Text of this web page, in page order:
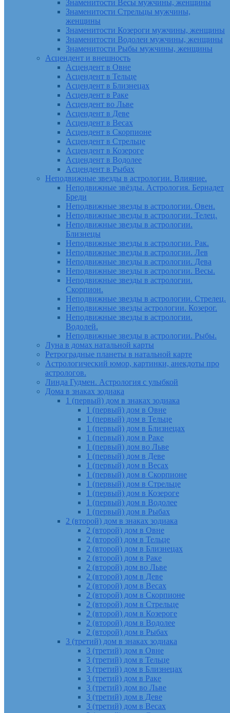
Знаменитости Весы мужчины, женщины
Знаменитости Стрельцы мужчины,
женщины
Знаменитости Козероги мужчины, женщины
Знаменитости Водолеи мужчины, женщины
Знаменитости Рыбы мужчины, женщины
Асцендент и внешность
Асцендент в Овне
Асцендент в Тельце
Асцендент в Близнецах
Асцендент в Раке
Асцендент во Льве
Асцендент в Деве
Асцендент в Весах
Асцендент в Скорпионе
Асцендент в Стрельце
Асцендент в Козероге
Асцендент в Водолее
Асцендент в Рыбах
Неподвижные звезды в астрологии. Влияние.
Неподвижные звёзды. Астрология. Бернадет
Бреди
Неподвижные звезды в астрологии. Овен.
Неподвижные звезды в астрологии. Телец.
Неподвижные звезды в астрологии.
Близнецы
Неподвижные звезды в астрологии. Рак.
Неподвижные звезды в астрологии. Лев
Неподвижные звезды в астрологии. Дева
Неподвижные звезды в астрологии. Весы.
Неподвижные звезды в астрологии.
Скорпион.
Неподвижные звезды в астрологии. Стрелец.
Неподвижные звезды астрологии. Козерог.
Неподвижные звезды в астрологии.
Водолей.
Неподвижные звезды в астрологии. Рыбы.
Луна в домах натальной карты
Ретроградные планеты в натальной карте
Астрологический юмор, картинки, анекдоты про
астрологов.
Линда Гудмен. Астрология с улыбкой
Дома в знаках зодиака
1 (первый) дом в знаках зодиака
1 (первый) дом в Овне
1 (первый) дом в Тельце
1 (первый) дом в Близнецах
1 (первый) дом в Раке
1 (первый) дом во Льве
1 (первый) дом в Деве
1 (первый) дом в Весах
1 (первый) дом в Скорпионе
1 (первый) дом в Стрельце
1 (первый) дом в Козероге
1 (первый) дом в Водолее
1 (первый) дом в Рыбах
2 (второй) дом в знаках зодиака
2 (второй) дом в Овне
2 (второй) дом в Тельце
2 (второй) дом в Близнецах
2 (второй) дом в Раке
2 (второй) дом во Льве
2 (второй) дом в Деве
2 (второй) дом в Весах
2 (второй) дом в Скорпионе
2 (второй) дом в Стрельце
2 (второй) дом в Козероге
2 (второй) дом в Водолее
2 (второй) дом в Рыбах
3 (третий) дом в знаках зодиака
3 (третий) дом в Овне
3 (третий) дом в Тельце
3 (третий) дом в Близнецах
3 (третий) дом в Раке
3 (третий) дом во Льве
3 (третий) дом в Деве
3 (третий) дом в Весах